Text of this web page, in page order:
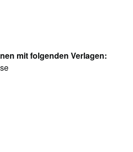
mit folgenden Verlagen: